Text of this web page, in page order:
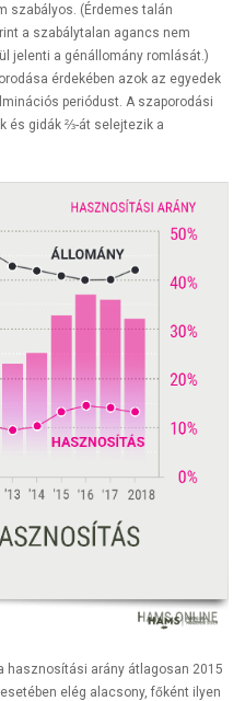
szabályos. (Érdemes talán
a szabálytalan agancs nem
jelenti a génállomány romlását.)
érdekében azok az egyedek
periódust. A szaporodási
és gidák ⅔-át selejtezik a
hasznosítási arány átlagosan 2015
elég alacsony, főként ilyen